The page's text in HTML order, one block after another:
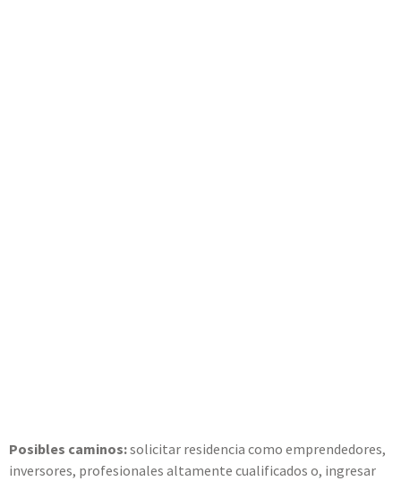
Posibles caminos:solicitar residencia como emprendedores,
inversores, profesionales altamente cualificados o, ingresar